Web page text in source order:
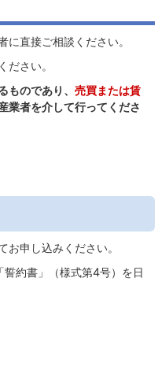
直接ご相談ください。
さい。
ものであり、 売買または賃
業者を介して行ってくださ
申し込みください。
誓約書」（様式第4号）を日